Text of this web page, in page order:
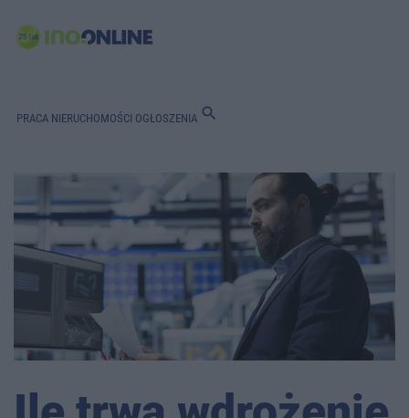
PRACA NIERUCHOMOŚCI OGŁOSZENIA search